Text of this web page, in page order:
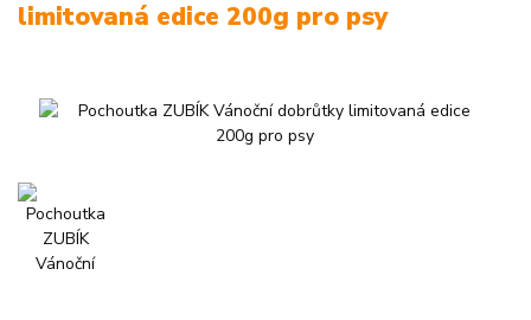
limitovaná edice 200g pro psy